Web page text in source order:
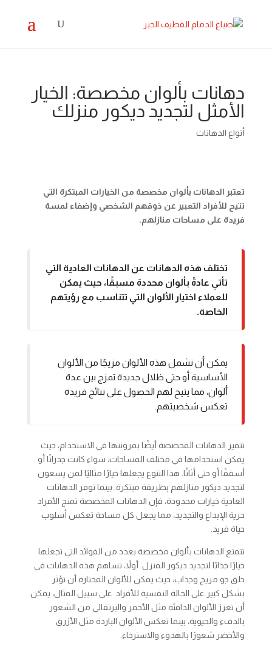
دهانات بألوان مخصصة: الخيار
الأمثل لتجديد ديكور منزلك
أنواع الدهانات
تعتبر الدهانات بألوان مخصصة من الخيارات المبتكرة التي
تتيح للأفراد التعبير عن ذوقهم الشخصي وإضفاء لمسة
فريدة على مساحات منازلهم.
تختلف هذه الدهانات عن الدهانات العادية التي
تأتي عادةً بألوان محددة مسبقًا، حيث يمكن
للعملاء اختيار الألوان التي تتناسب مع رؤيتهم
الخاصة.
يمكن أن تشمل هذه الألوان مزيجًا من الألوان
الأساسية أو حتى ظلال جديدة تمزج بين عدة
ألوان، مما يتيح لهم الحصول على نتائج فريدة
تعكس شخصيتهم.
تتميز الدهانات المخصصة أيضًا بمرونتها في الاستخدام، حيث
يمكن استخدامها في مختلف المساحات، سواء كانت جدرانًا أو
أسقفًا أو حتى أثاثًا. هذا التنوع يجعلها خيارًا مثاليًا لمن يسعون
لتجديد ديكور منازلهم بطريقة مبتكرة. بينما توفر الدهانات
العادية خيارات محدودة، فإن الدهانات المخصصة تمنح الأفراد
حرية الإبداع والتجديد، مما يجعل كل مساحة تعكس أسلوب
حياة فريد.
تتمتع الدهانات بألوان مخصصة بعدد من الفوائد التي تجعلها
خيارًا جذابًا لتجديد ديكور المنزل. أولاً، تساهم هذه الدهانات في
خلق جو مريح وجذاب، حيث يمكن للألوان المختارة أن تؤثر
بشكل كبير على الحالة النفسية للأفراد. على سبيل المثال، يمكن
أن تعزز الألوان الدافئة مثل الأحمر والبرتقالي من الشعور
بالدفء والحيوية، بينما تعكس الألوان الباردة مثل الأزرق
والأخضر شعورًا بالهدوء والاسترخاء.